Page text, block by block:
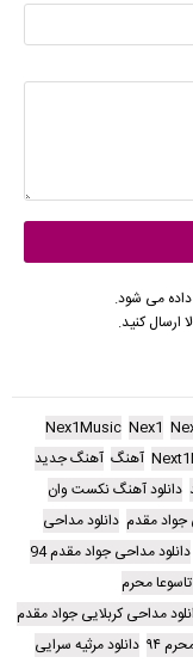
می شود.
ارسال کنید.
Nex1
Nex1Music
آهنگ آهنگ جدید
دانلود آهنگ نکست وان
جواد مقدم دانلود مداحی
دانلود مداحی جواد مقدم 94
محرم
مداحی کربلایی جواد مقدم
۹۴
دانلود مرثیه سرایی